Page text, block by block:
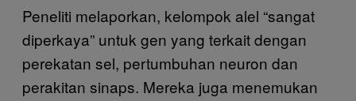
Peneliti melaporkan, kelompok alel “sangat
diperkaya” untuk gen yang terkait dengan
perekatan sel, pertumbuhan neuron dan
perakitan sinaps. Mereka juga menemukan